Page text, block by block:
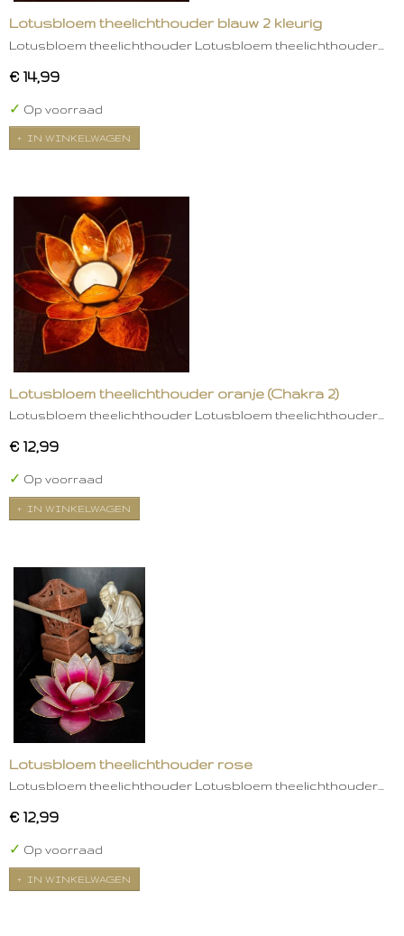
Lotusbloem theelichthouder blauw 2 kleurig
Lotusbloem theelichthouder Lotusbloem theelichthouder…
€ 14,99
✓ Op voorraad
IN WINKELWAGEN
Lotusbloem theelichthouder oranje (Chakra 2)
Lotusbloem theelichthouder Lotusbloem theelichthouder…
€ 12,99
✓ Op voorraad
IN WINKELWAGEN
Lotusbloem theelichthouder rose
Lotusbloem theelichthouder Lotusbloem theelichthouder…
€ 12,99
✓ Op voorraad
IN WINKELWAGEN